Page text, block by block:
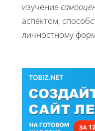
изучение
аспектом,
личностному